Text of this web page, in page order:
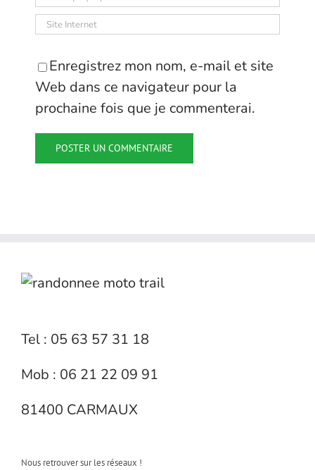
Enregistrez mon nom, e-mail et site
Web dans ce navigateur pour la
prochaine fois que je commenterai.
Tel : 05 63 57 31 18
Mob : 06 21 22 09 91
81400 CARMAUX
Nous retrouver sur les réseaux !